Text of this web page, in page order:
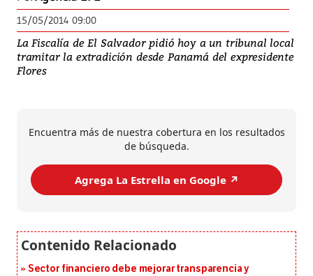
15/05/2014 09:00
La Fiscalía de El Salvador pidió hoy a un tribunal local
tramitar la extradición desde Panamá del expresidente
Flores
Encuentra más de nuestra cobertura en los resultados
de búsqueda.
Agrega La Estrella en Google ↗️
Sector financiero debe mejorar transparencia y